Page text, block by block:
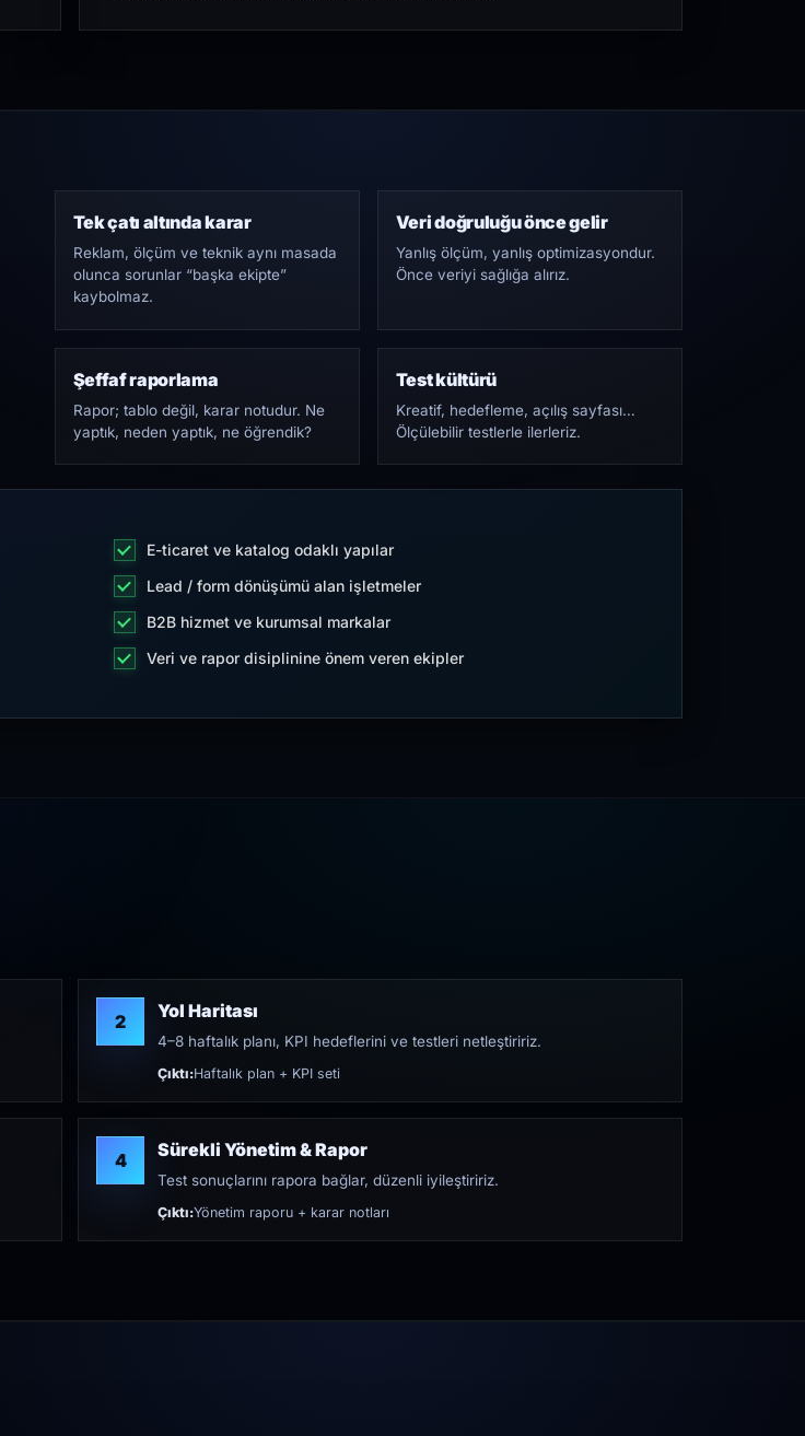
Tek çatı altında karar
Reklam, ölçüm ve teknik aynı masada
olunca sorunlar “başka ekipte”
kaybolmaz.
Veri doğruluğu önce gelir
Yanlış ölçüm, yanlış optimizasyondur.
Önce veriyi sağlığa alırız.
Şeffaf raporlama
Rapor; tablo değil, karar notudur. Ne
yaptık, neden yaptık, ne öğrendik?
Test kültürü
Kreatif, hedefleme, açılış sayfası…
Ölçülebilir testlerle ilerleriz.
E-ticaret ve katalog odaklı yapılar
Lead / form dönüşümü alan işletmeler
B2B hizmet ve kurumsal markalar
Veri ve rapor disiplinine önem veren ekipler
2 Yol Haritası
4–8 haftalık planı, KPI hedeflerini ve testleri netleştiririz.
Çıktı:Haftalık plan + KPI seti
4 Sürekli Yönetim & Rapor
Test sonuçlarını rapora bağlar, düzenli iyileştiririz.
Çıktı:Yönetim raporu + karar notları